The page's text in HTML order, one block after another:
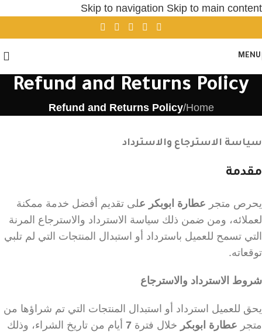
Skip to navigation Skip to main content
MENU
Refund and Returns Policy
Home
/
Refund and Returns Policy
سياسة الاسترجاع والاسترداد
مقدمة
يحرص متجر عطارة ابوبكر على تقديم أفضل خدمة ممكنة
لعملائه، ومن ضمن ذلك سياسة الاسترداد والاسترجاع المرنة
التي تسمح للعميل باسترداد أو استبدال المنتجات التي لم تلبي
توقعاته.
شروط الاسترداد والاسترجاع
يحق للعميل استرداد أو استبدال المنتجات التي تم شراؤها من
متجر عطارة ابوبكر خلال فترة 7 أيام من تاريخ الشراء، وذلك